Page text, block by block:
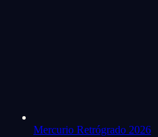
Mercurio Retrógrado 2026